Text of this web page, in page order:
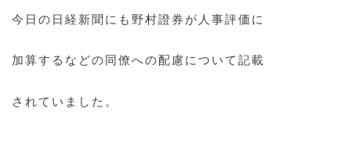
今日の日経新聞にも野村證券が人事評価に
加算するなどの同僚への配慮について記載
されていました。